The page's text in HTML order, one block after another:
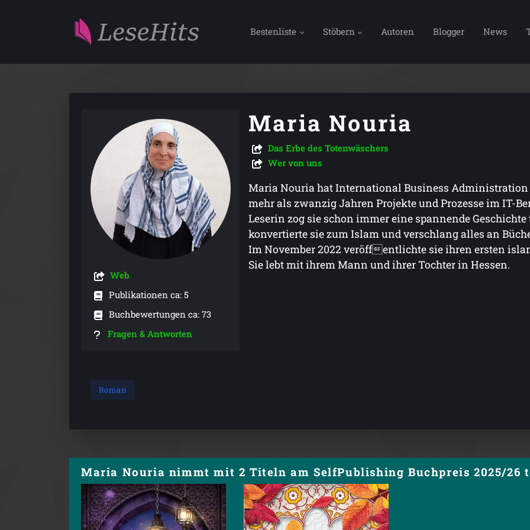
Bestenliste Stöbern Autoren Blogger News
Web
Publikationen ca: 5
Buchbewertungen ca: 73
Fragen & Antworten
Maria Nouria
Das Erbe des Totenwäschers
Wer von uns
Maria Nouria hat International Business
mehr als zwanzig Jahren Projekte und Prozesse im IT-
Leserin zog sie schon immer eine spannende
konvertierte sie zum Islam und verschlang alles an
Im November 2022 veröffentlichte sie ihren ersten
Sie lebt mit ihrem Mann und ihrer Tochter in Hessen.
Roman
Maria Nouria nimmt mit 2 Titeln am SelfPublishing Buchpreis 2025/26